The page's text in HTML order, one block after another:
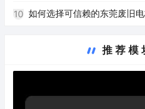
10 如何选择可信赖的东莞废旧
推荐模